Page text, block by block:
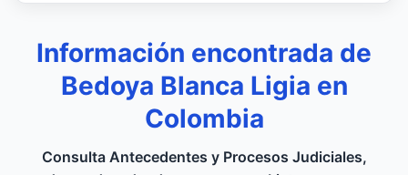
Información encontrada de
Bedoya Blanca Ligia en
Colombia
Consulta Antecedentes y Procesos Judiciales,